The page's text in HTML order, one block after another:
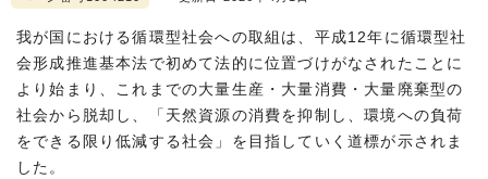
我が国における循環型社会への取組は、平成12年に循環型社
会形成推進基本法で初めて法的に位置づけがなされたことに
より始まり、これまでの大量生産・大量消費・大量廃棄型の
社会から脱却し、「天然資源の消費を抑制し、環境への負荷
をできる限り低減する社会」を目指していく道標が示されま
した。